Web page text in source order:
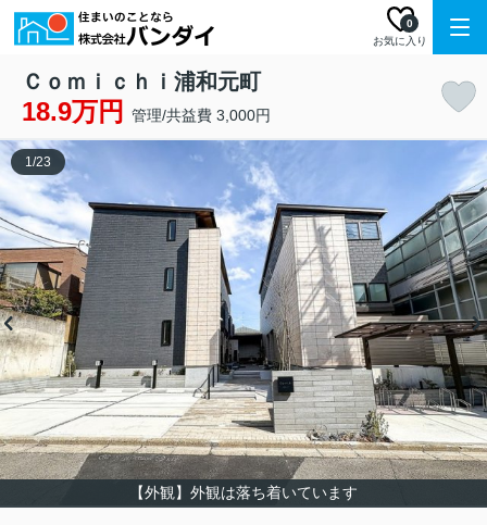
お気に入り
0
Ｃｏｍｉｃｈｉ浦和元町
18.9万円 管理/共益費 3,000円
【外観】外観は落ち着いています
1/23